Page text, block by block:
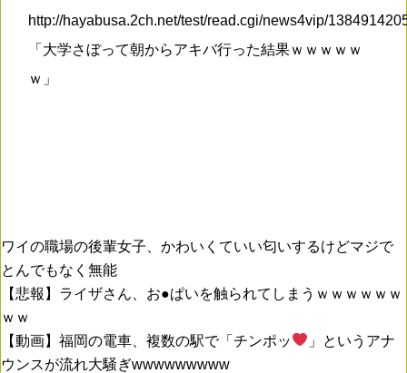
http://hayabusa.2ch.net/test/read.cgi/news4vip/
「大学さぼって朝からアキバ行った結果ｗｗｗｗｗ
ｗ」
ワイの職場の後輩女子、かわいくていい匂いするけどマジで
とんでもなく無能
【悲報】ライザさん、お●ぱいを触られてしまうｗｗｗｗｗｗ
ｗｗ
【動画】福岡の電車、複数の駅で「チンポッ
」というアナ
ウンスが流れ大騒ぎwwwwwwwww